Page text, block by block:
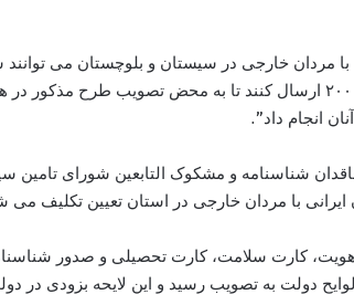
با مردان خارجی در سیستان و بلوچستان می
برای نام نویسی در سرشماری به شماره ۲۰۰۰۱۹۵ ارسال کنند تا به محض تصویب
انجام داد”.
شناسنامه و مشکوک التابعین شورای تامین
با مردان خارجی در استان تعیین تکلیف می
کارت سلامت، کارت تحصیلی و صدور
دولت به تصویب رسید و این لایحه بزودی در